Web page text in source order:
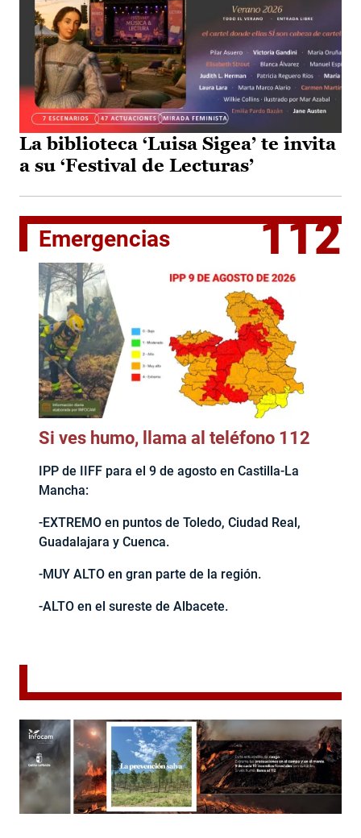
La biblioteca ‘Luisa Sigea’ te invita
a su ‘Festival de Lecturas’
Emergencias 112
Si ves humo, llama al teléfono 112
IPP de IIFF para el 9 de agosto en Castilla-La
Mancha:
-EXTREMO en puntos de Toledo, Ciudad Real,
Guadalajara y Cuenca.
-MUY ALTO en gran parte de la región.
-ALTO en el sureste de Albacete.